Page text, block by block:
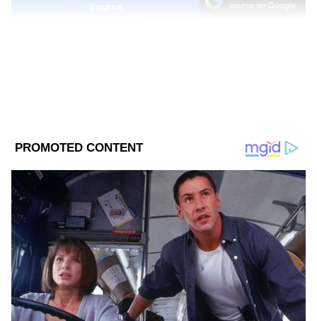
শাস্ত্র মতে, কালী আট প্রকার। দক্ষিণকালিকা,
সিদ্ধকালিকা, গুহ্যকালিকা, শ্রীকালিকা, ভদ্রকালী,
চামুণ্ডাকালিকা, শ্মশানকালিকা ও মহাকালী।